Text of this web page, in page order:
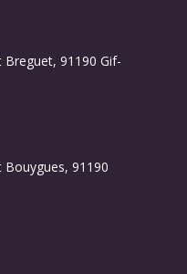
91190 Gif-
91190